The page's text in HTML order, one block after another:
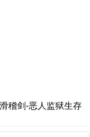
稽剑-恶人监狱生存